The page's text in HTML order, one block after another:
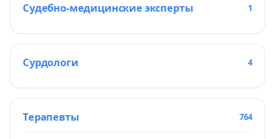
Судебно-медицинские эксперты 1
Сурдологи 4
Терапевты 764